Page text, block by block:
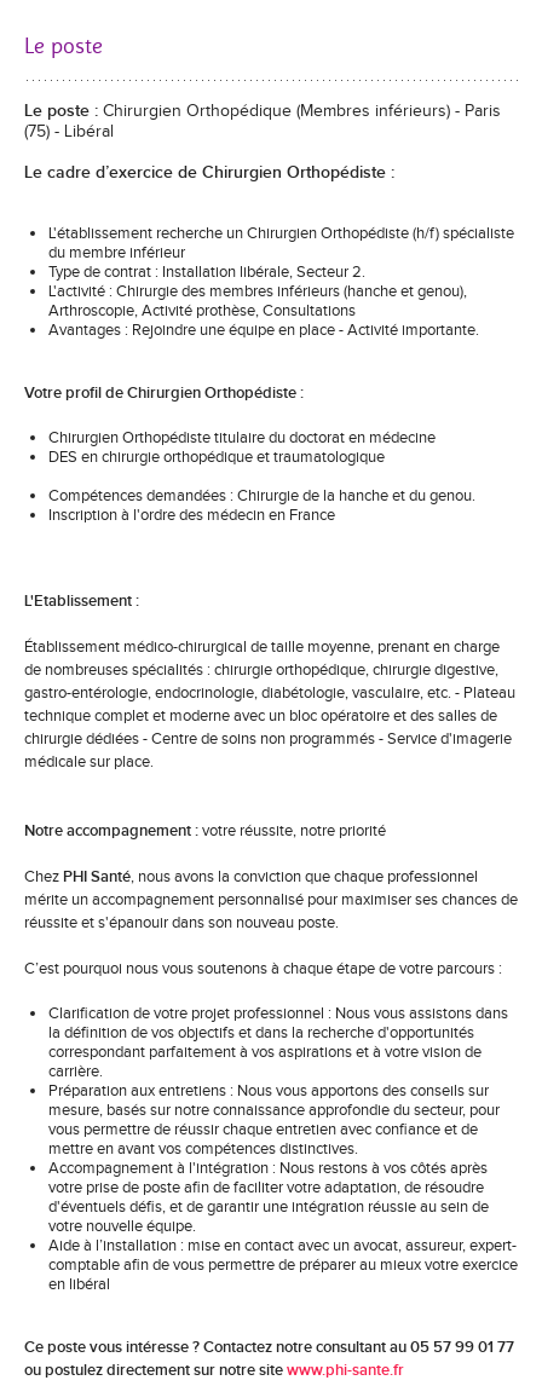
Le poste
Le poste : Chirurgien Orthopédique (Membres inférieurs) - Paris
(75) - Libéral
Le cadre d’exercice de Chirurgien Orthopédiste :
L'établissement recherche un Chirurgien Orthopédiste (h/f) spécialiste
du membre inférieur
Type de contrat : Installation libérale, Secteur 2.
L'activité : Chirurgie des membres inférieurs (hanche et genou),
Arthroscopie, Activité prothèse, Consultations
Avantages : Rejoindre une équipe en place - Activité importante.
Votre profil de Chirurgien Orthopédiste :
Chirurgien Orthopédiste titulaire du doctorat en médecine
DES en chirurgie orthopédique et traumatologique
Compétences demandées : Chirurgie de la hanche et du genou.
Inscription à l'ordre des médecin en France
L'Etablissement :
Établissement médico-chirurgical de taille moyenne, prenant en charge
de nombreuses spécialités : chirurgie orthopédique, chirurgie digestive,
gastro-entérologie, endocrinologie, diabétologie, vasculaire, etc. - Plateau
technique complet et moderne avec un bloc opératoire et des salles de
chirurgie dédiées - Centre de soins non programmés - Service d'imagerie
médicale sur place.
Notre accompagnement :votre réussite, notre priorité
Chez PHI Santé, nous avons la conviction que chaque professionnel
mérite un accompagnement personnalisé pour maximiser ses chances de
réussite et s'épanouir dans son nouveau poste.
C’est pourquoi nous vous soutenons à chaque étape de votre parcours :
Clarification de votre projet professionnel : Nous vous assistons dans
la définition de vos objectifs et dans la recherche d'opportunités
correspondant parfaitement à vos aspirations et à votre vision de
carrière.
Préparation aux entretiens : Nous vous apportons des conseils sur
mesure, basés sur notre connaissance approfondie du secteur, pour
vous permettre de réussir chaque entretien avec confiance et de
mettre en avant vos compétences distinctives.
Accompagnement à l'intégration : Nous restons à vos côtés après
votre prise de poste afin de faciliter votre adaptation, de résoudre
d'éventuels défis, et de garantir une intégration réussie au sein de
votre nouvelle équipe.
Aide à l’installation : mise en contact avec un avocat, assureur, expert-
comptable afin de vous permettre de préparer au mieux votre exercice
en libéral
Ce poste vous intéresse ? Contactez notre consultant au 05 57 99 01 77
ou postulez directement sur notre sitewww.phi-sante.fr